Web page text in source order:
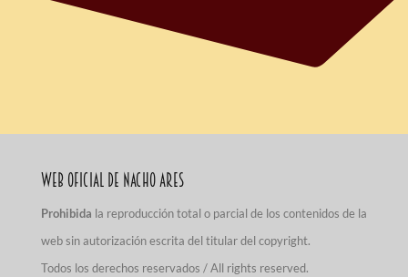
Web Oficial de Nacho Ares
Prohibida la reproducción total o parcial de los contenidos de la
web sin autorización escrita del titular del copyright.
Todos los derechos reservados / All rights reserved.